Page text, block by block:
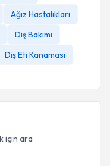
Ağız Hastalıkları
Diş Bakımı
Diş Eti Kanaması
için ara